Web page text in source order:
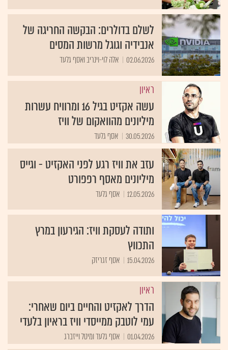
לשלם בדולרים: הבקשה החריגה של
אנבידיה וגוגל מרשות המסים
02.06.2026 אלה לוי-וינריב ואסף גלעד
ראיון
עשה אקזיט בגיל 16 ומרוויח עשרות
מיליונים מהוואקום של וויז
30.05.2026 אסף גלעד
עזב את וויז רגע לפני האקזיט - וגייס
מיליונים מאסף רפפורט
12.05.2026 אסף גלעד
ותודה לעסקת וויז: הגירעון במרץ
התכווץ
15.04.2026 אסף זגריזק
ראיון
הדרך לאקזיט והחיים ביום שאחרי:
עמי לוטבק ממייסדי וויז בראיון בלעדי
01.04.2026 אסף גלעד ומיטל וייזברג